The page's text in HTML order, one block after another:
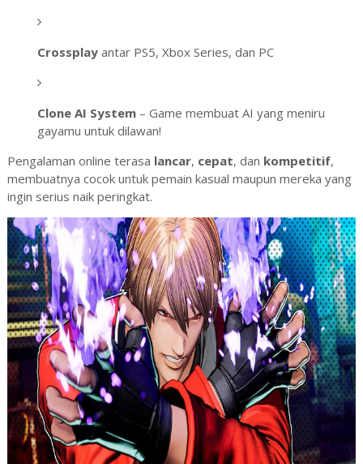
Crossplay antar PS5, Xbox Series, dan PC
Clone AI System – Game membuat AI yang meniru
gayamu untuk dilawan!
Pengalaman online terasa lancar, cepat, dan kompetitif,
membuatnya cocok untuk pemain kasual maupun mereka yang
ingin serius naik peringkat.